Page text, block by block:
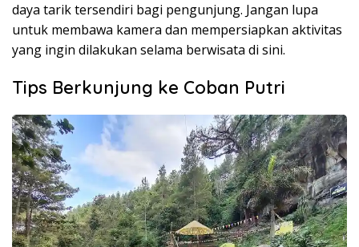
daya tarik tersendiri bagi pengunjung. Jangan lupa
untuk membawa kamera dan mempersiapkan aktivitas
yang ingin dilakukan selama berwisata di sini.
Tips Berkunjung ke Coban Putri